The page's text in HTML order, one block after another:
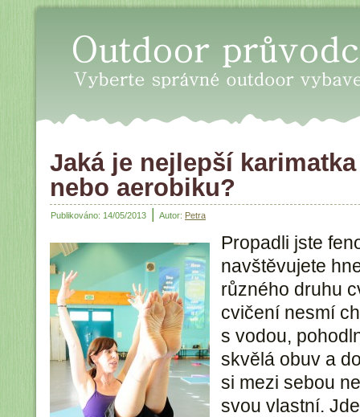
Jaká je nejlepší
nebo aerobiku?
Publikováno: 14/05/2013 Autor: Petra
Propadli jste
navštěvujete
různého druhu
cvičení nesmí
s vodou,
skvělá obuv a
si mezi sebou
svou vlastní.